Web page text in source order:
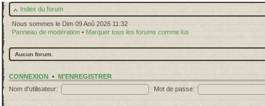
Index du forum
Nous sommes le Dim 09 Aoû 2026 11:32
Panneau de modération • Marquer tous les forums comme lus
Aucun forum.
CONNEXION • M’ENREGISTRER
Nom d’utilisateur:
Mot de passe: